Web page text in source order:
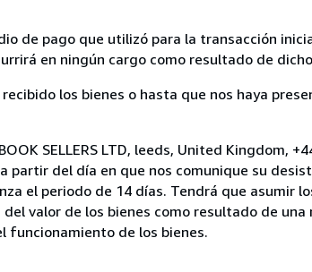
de pago que utilizó para la transacción
en ningún cargo como resultado de
los bienes o hasta que nos haya
SELLERS LTD, leeds, United Kingdom,
partir del día en que nos comunique su
el periodo de 14 días. Tendrá que asumir
valor de los bienes como resultado de
funcionamiento de los bienes.